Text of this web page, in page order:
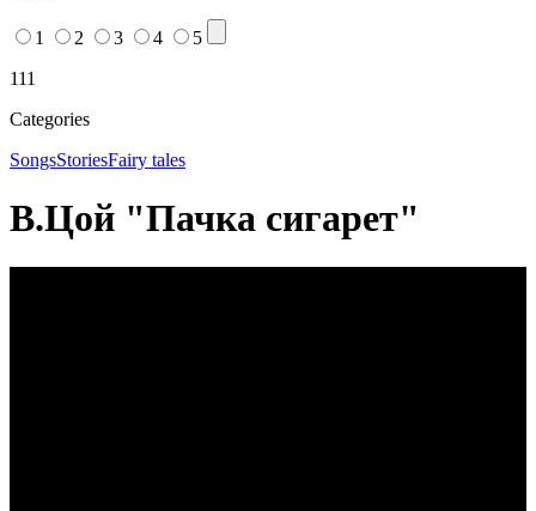
1 2 3 4
5
111
Categories
SongsStoriesFairy tales
В.Цой "Пачка сигарет"